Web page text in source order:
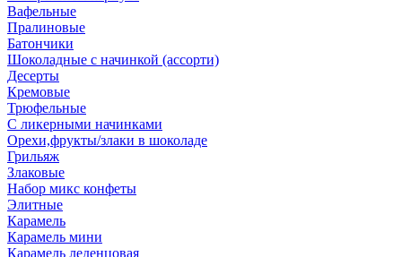
Вафельные
Пралиновые
Батончики
Шоколадные с начинкой (ассорти)
Десерты
Кремовые
Трюфельные
С ликерными начинками
Орехи,фрукты/злаки в шоколаде
Грильяж
Злаковые
Набор микс конфеты
Элитные
Карамель
Карамель мини
Карамель леденцовая